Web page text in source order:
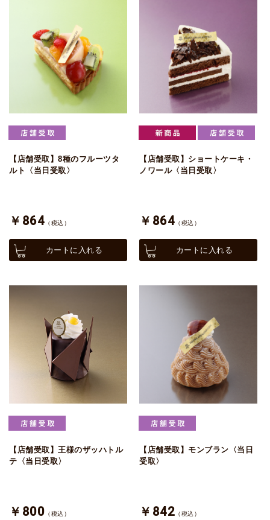
【店舗受取】8種のフルーツタ
ルト〈当日受取〉
￥864 （税込）
カートに入れる
【店舗受取】ショートケーキ・
ノワール〈当日受取〉
￥864 （税込）
カートに入れる
【店舗受取】王様のザッハトル
テ〈当日受取〉
￥800 （税込）
【店舗受取】モンブラン〈当日
受取〉
￥842 （税込）